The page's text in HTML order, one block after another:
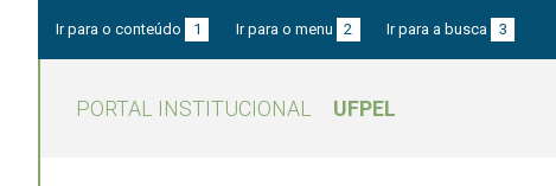
Ir para o conteúdo 1 Ir para o menu 2 Ir para a busca 3
PORTAL INSTITUCIONAL UFPEL